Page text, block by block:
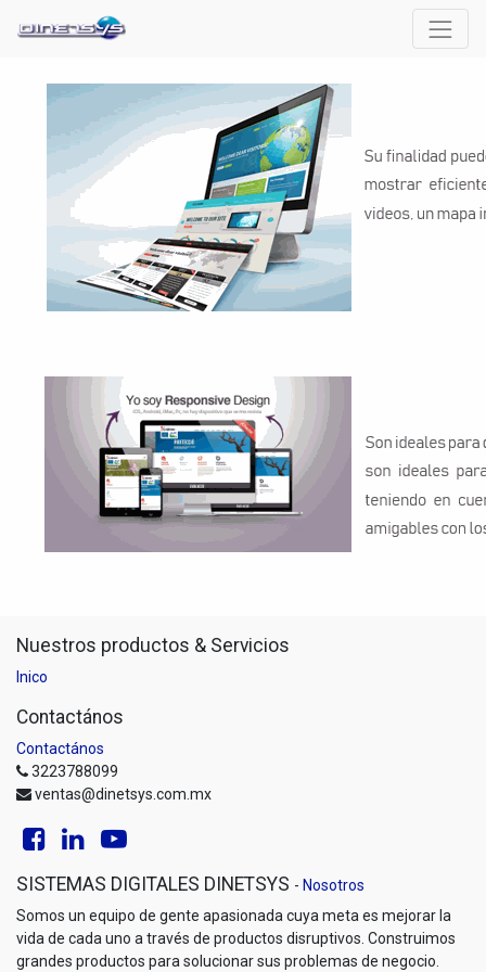
Nuestros productos & Servicios
Inico
Contactános
Contactános
3223788099
ventas@dinetsys.com.mx
SISTEMAS DIGITALES DINETSYS - Nosotros
Somos un equipo de gente apasionada cuya meta es mejorar la
vida de cada uno a través de productos disruptivos. Construimos
grandes productos para solucionar sus problemas de negocio.